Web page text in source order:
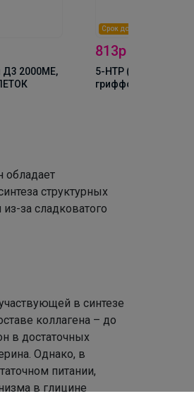
Д3 2000ME,
Срок до 19.11.2026
813р
5-HTP (экстракт
гриффонии) +
обладает
структурных
за сладковатого
в синтезе
коллагена – до
в достаточных
Однако, в
питании,
в глицине